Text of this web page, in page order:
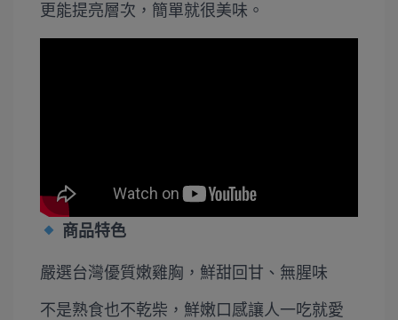
更能提亮層次，簡單就很美味。
商品特色
嚴選台灣優質嫩雞胸，鮮甜回甘、無腥味
不是熟食也不乾柴，鮮嫩口感讓人一吃就愛